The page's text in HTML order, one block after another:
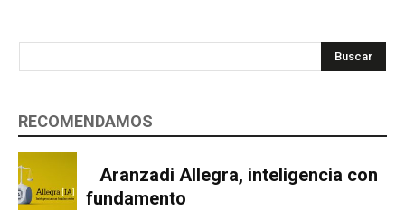
Buscar
RECOMENDAMOS
Aranzadi Allegra, inteligencia con
fundamento